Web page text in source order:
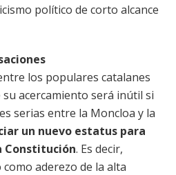
político de corto alcance
los populares catalanes
acercamiento será inútil si
serias entre la Moncloa y la
un nuevo estatus para
Constitución. Es decir,
aderezo de la alta